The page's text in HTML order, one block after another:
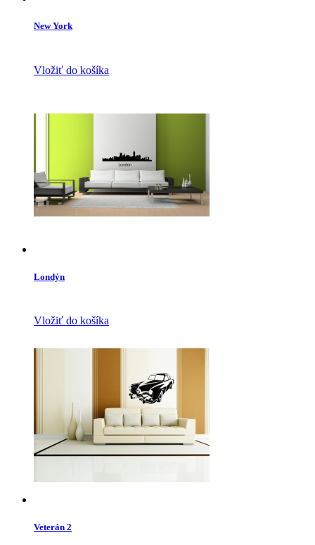
New York
Vložiť do košíka
Londýn
Vložiť do košíka
Veterán 2